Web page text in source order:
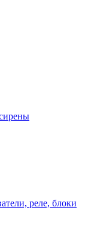
реле, блоки